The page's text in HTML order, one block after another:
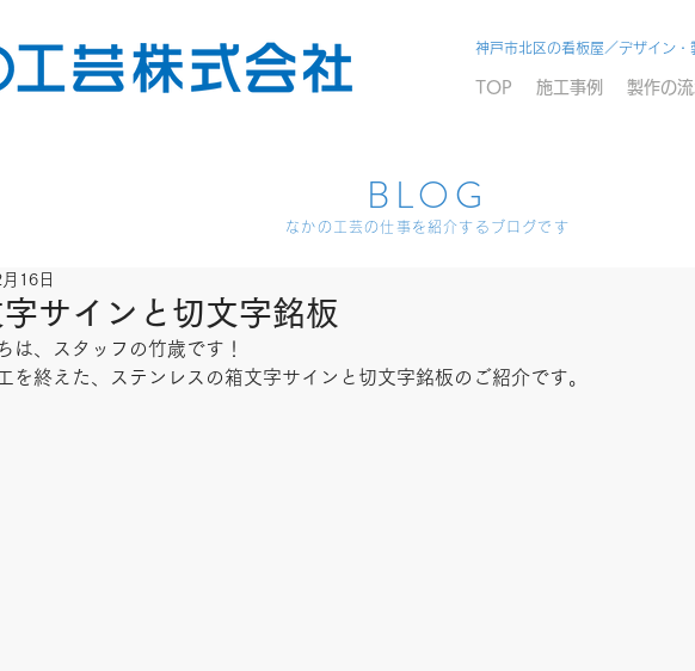
神戸市北区の看板屋／デザイン・
TOP 施工事例 製作の流
サインと切文字銘板
16日
は、スタッフの竹歳です！
を終えた、ステンレスの箱文字サインと切文字銘板のご紹介です。
BLOG
なかの工芸の仕事を紹介するブログです